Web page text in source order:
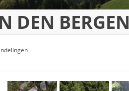
DEN BERGEN